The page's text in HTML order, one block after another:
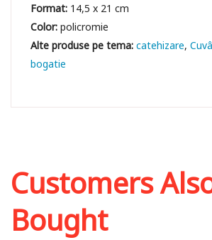
Format: 14,5 x 21 cm
Color:policromie
catehizare
bogatie
Customers
Bought